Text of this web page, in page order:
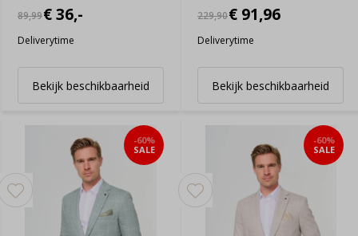
89,99€ 36,-
Deliverytime
Bekijk beschikbaarheid
229,90€ 91,96
Deliverytime
Bekijk beschikbaarheid
-60%
SALE
-60%
SALE